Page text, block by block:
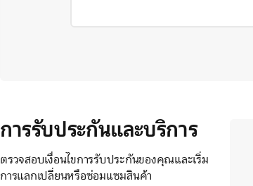
การรับประกันและบริการ
ตรวจสอบเงื่อนไขการรับประกันของคุณและเริ่ม
การแลกเปลี่ยนหรือซ่อมแซมสินค้า